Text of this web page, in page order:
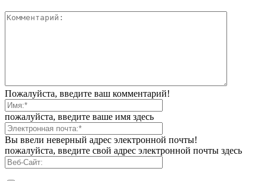
Пожалуйста, введите ваш комментарий!
пожалуйста, введите ваше имя здесь
Вы ввели неверный адрес электронной почты!
пожалуйста, введите свой адрес электронной почты здесь